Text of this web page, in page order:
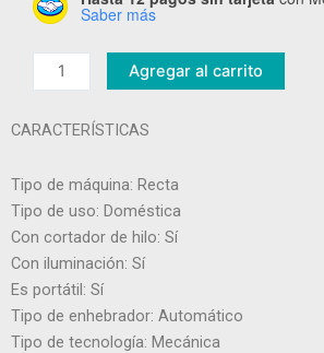
Saber más
Recta
Singer
M3305
Agregar al carrito
CARACTERÍSTICAS
Tipo de máquina: Recta
Tipo de uso: Doméstica
Con cortador de hilo: Sí
Con iluminación: Sí
Es portátil: Sí
Tipo de enhebrador: Automático
Tipo de tecnología: Mecánica